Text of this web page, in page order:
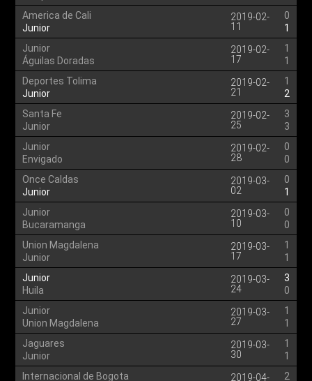
America de Cali
Junior
2019-02-
11
0
1
Junior
Águilas Doradas
2019-02-
17
1
1
Deportes Tolima
Junior
2019-02-
21
1
2
Santa Fe
Junior
2019-02-
25
3
3
Junior
Envigado
2019-02-
28
0
0
Once Caldas
Junior
2019-03-
02
0
1
Junior
Bucaramanga
2019-03-
10
0
0
Union Magdalena
Junior
2019-03-
17
1
1
Junior
Huila
2019-03-
24
3
0
Junior
Union Magdalena
2019-03-
27
1
1
Jaguares
Junior
2019-03-
30
1
1
Internacional de Bogota
2019-04-
2